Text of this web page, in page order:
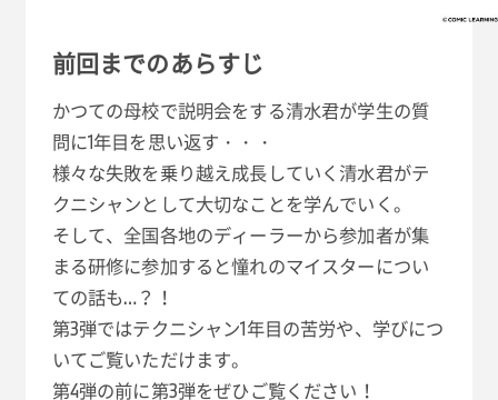
前回までのあらすじ
かつての母校で説明会をする清水君が学生の質
問に1年目を思い返す・・・
様々な失敗を乗り越え成長していく清水君がテ
クニシャンとして大切なことを学んでいく。
そして、全国各地のディーラーから参加者が集
まる研修に参加すると憧れのマイスターについ
ての話も…？！
第3弾ではテクニシャン1年目の苦労や、学びにつ
いてご覧いただけます。
第4弾の前に第3弾をぜひご覧ください！